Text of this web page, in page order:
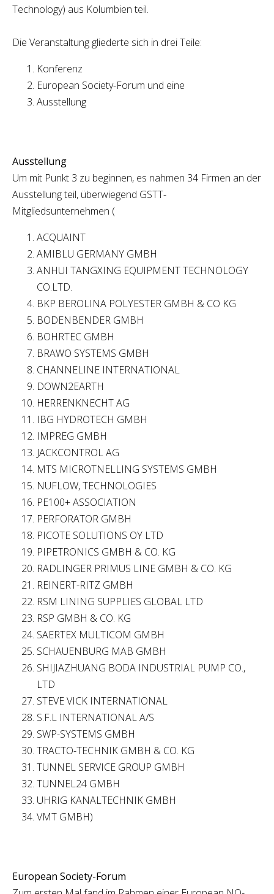
Technology) aus Kolumbien teil.
Die Veranstaltung gliederte sich in drei Teile:
Konferenz
European Society-Forum und eine
Ausstellung
Ausstellung
Um mit Punkt 3 zu beginnen, es nahmen 34 Firmen an der
Ausstellung teil, überwiegend GSTT-
Mitgliedsunternehmen (
ACQUAINT
AMIBLU GERMANY GMBH
ANHUI TANGXING EQUIPMENT TECHNOLOGY
CO.LTD.
BKP BEROLINA POLYESTER GMBH & CO KG
BODENBENDER GMBH
BOHRTEC GMBH
BRAWO SYSTEMS GMBH
CHANNELINE INTERNATIONAL
DOWN2EARTH
HERRENKNECHT AG
IBG HYDROTECH GMBH
IMPREG GMBH
JACKCONTROL AG
MTS MICROTNELLING SYSTEMS GMBH
NUFLOW, TECHNOLOGIES
PE100+ ASSOCIATION
PERFORATOR GMBH
PICOTE SOLUTIONS OY LTD
PIPETRONICS GMBH & CO. KG
RADLINGER PRIMUS LINE GMBH & CO. KG
REINERT-RITZ GMBH
RSM LINING SUPPLIES GLOBAL LTD
RSP GMBH & CO. KG
SAERTEX MULTICOM GMBH
SCHAUENBURG MAB GMBH
SHIJIAZHUANG BODA INDUSTRIAL PUMP CO.,
LTD
STEVE VICK INTERNATIONAL
S.F.L INTERNATIONAL A/S
SWP-SYSTEMS GMBH
TRACTO-TECHNIK GMBH & CO. KG
TUNNEL SERVICE GROUP GMBH
TUNNEL24 GMBH
UHRIG KANALTECHNIK GMBH
VMT GMBH)
European Society-Forum